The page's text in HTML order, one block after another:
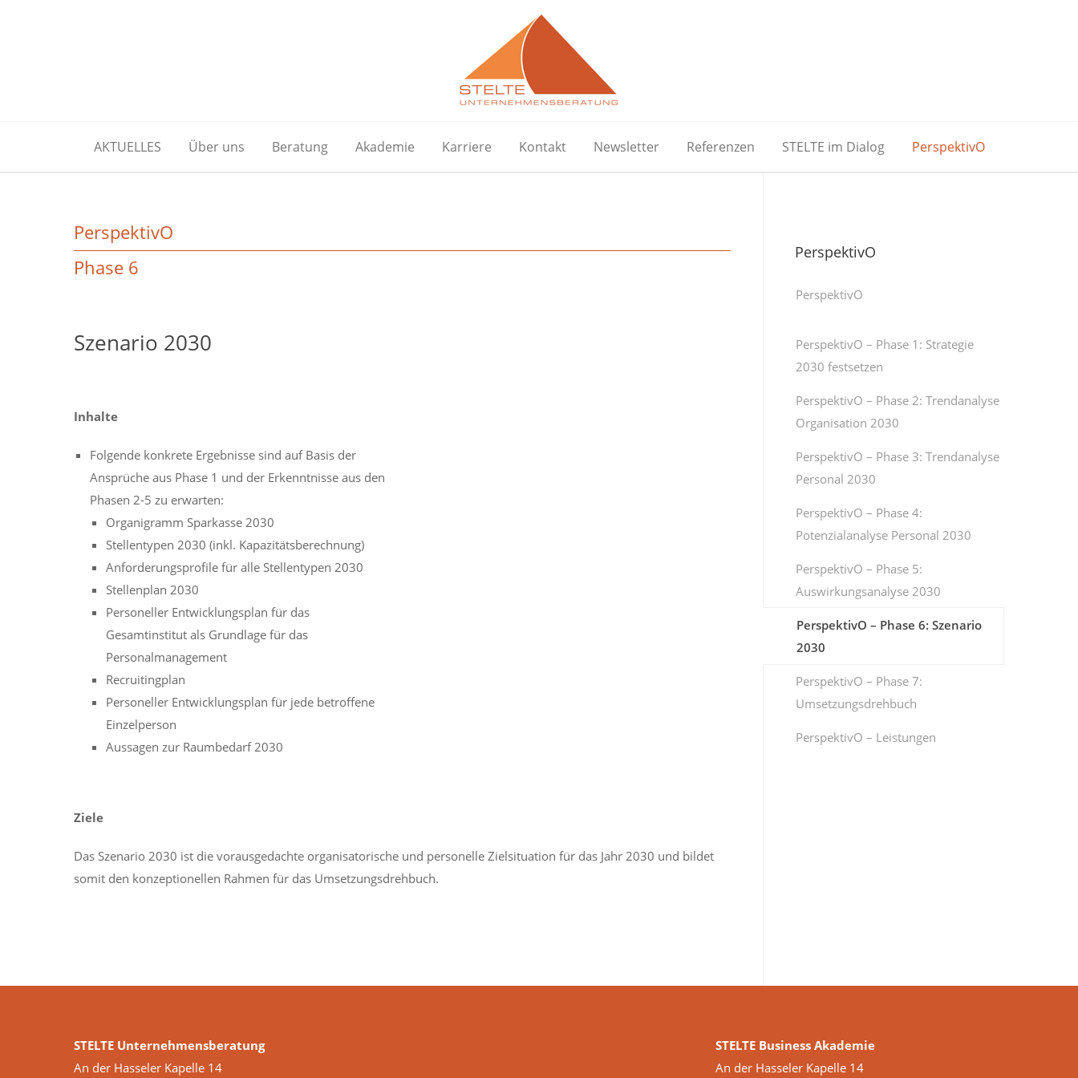
AKTUELLES Über uns Beratung Akademie Karriere Kontakt Newsletter Referenzen STELTE im Dialog PerspektivO
PerspektivO
Phase 6
Szenario 2030
Inhalte
Folgende konkrete Ergebnisse sind auf Basis der
Ansprüche aus Phase 1 und der Erkenntnisse aus den
Phasen 2-5 zu erwarten:
Organigramm Sparkasse 2030
Stellentypen 2030 (inkl. Kapazitätsberechnung)
Anforderungsprofile für alle Stellentypen 2030
Stellenplan 2030
Personeller Entwicklungsplan für das
Gesamtinstitut als Grundlage für das
Personalmanagement
Recruitingplan
Personeller Entwicklungsplan für jede betroffene
Einzelperson
Aussagen zur Raumbedarf 2030
Ziele
Das Szenario 2030 ist die vorausgedachte organisatorische und personelle Zielsituation für das Jahr 2030 und bildet
somit den konzeptionellen Rahmen für das Umsetzungsdrehbuch.
PerspektivO
PerspektivO
PerspektivO – Phase 1: Strategie
2030 festsetzen
PerspektivO – Phase 2: Trendanalyse
Organisation 2030
PerspektivO – Phase 3: Trendanalyse
Personal 2030
PerspektivO – Phase 4:
Potenzialanalyse Personal 2030
PerspektivO – Phase 5:
Auswirkungsanalyse 2030
PerspektivO – Phase 6: Szenario
2030
PerspektivO – Phase 7:
Umsetzungsdrehbuch
PerspektivO – Leistungen
STELTE Unternehmensberatung
An der Hasseler Kapelle 14
STELTE Business Akademie
An der Hasseler Kapelle 14